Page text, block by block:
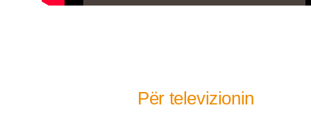
Për televizionin